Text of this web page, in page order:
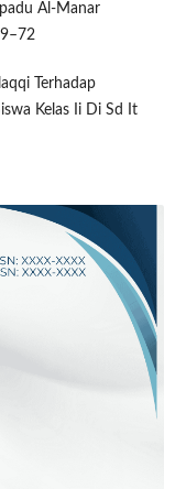
Al-Manar
Terhadap
Kelas Ii Di Sd It